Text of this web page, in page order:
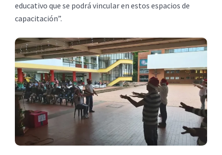
educativo que se podrá vincular en estos espacios de
capacitación”.